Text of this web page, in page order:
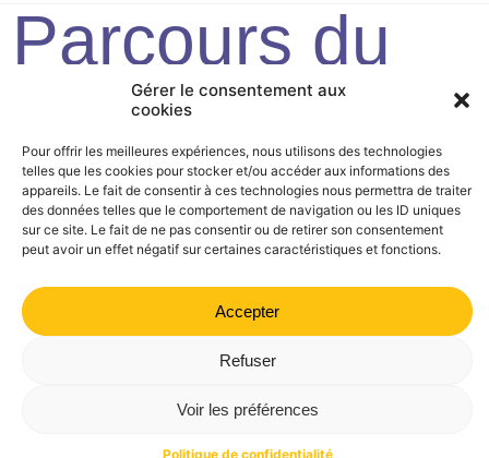
Gérer le consentement aux
cookies
Pour offrir les meilleures expériences, nous utilisons des technologies
telles que les cookies pour stocker et/ou accéder aux informations des
appareils. Le fait de consentir à ces technologies nous permettra de traiter
des données telles que le comportement de navigation ou les ID uniques
sur ce site. Le fait de ne pas consentir ou de retirer son consentement
peut avoir un effet négatif sur certaines caractéristiques et fonctions.
Accepter
Refuser
Voir les préférences
Politique de confidentialité
Parcours du
sentier de
Ruche
Mairie de Valdrôme | 14 rue Haute, 26310 Valdrôme | 04 75
21 40 70
Politique de confidentialité
Mentions légales Plan du site